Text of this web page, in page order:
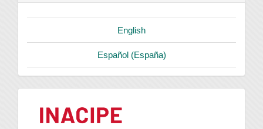
English
Español (España)
logo